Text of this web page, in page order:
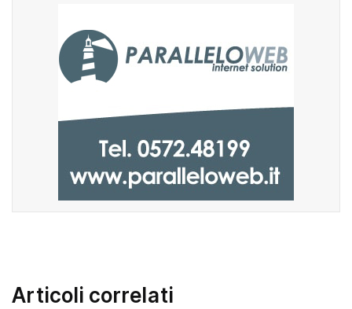
Articoli correlati